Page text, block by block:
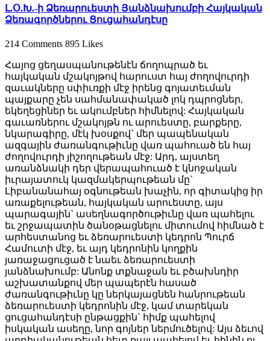
Լ.Օ.Խ.-ի Ձեռարուեստի Յանձնախումբի Հայկական
Ձեռագործներու Ցուցահանդէսը
214 Comments 895 Likes
Հայոց ցեղասպանութենէն ճողոպրած եւ
հայկական մշակոյթով հարուստ հայ ժողովուրդի
զաւակները սփիւռքի մէջ իրենց գոյատեւման
պայքարը չեն սահմանափակած լոկ դպրոցներ,
եկեղեցիներ եւ ակումբներ հիմնելով: Հայկական
գաւառներու մշակոյթն ու արուեստը, բարքերը,
նկարագիրը, մէկ խօսքով` մեր պապենական
ազգային ժառանգութիւնը վառ պահուած են հայ
ժողովուրդի յիշողութեան մէջ: Արդ, այստեղ
առանձնակի դեր վերապահուած է կնոջական
իւրայատուկ կազմակերպութեան մը`
Լիբանանահայ օգնութեան խաչին, որ գիտակից իր
առաքելութեան, հայկական արուեստը, այս
պարագային` ասեղնագործութիւնը վառ պահելու
եւ շրջապատին ծանօթացնելու միտումով հիմնած է
արհեստանոց եւ ձեռարուեստի կեդրոն Պուրճ
Համուտի մէջ, եւ այդ կեդրոնին կողքին
յառաջացուցած է նաեւ ձեռարուեստի
յանձնախումբ: Անոնք տքնաջան եւ բծախնդիր
աշխատանքով մեր պապերէն հասած
ժառանգութիւնը կը ներկայացնեն հանրութեան
ձեռարուեստի կեդրոնին մէջ, կամ տարեկան
ցուցահանդէսի ընթացքին` հիմք պահելով
իսկական ասեղը, նոր գոյներ ներմուծելով: Այս ձեւով